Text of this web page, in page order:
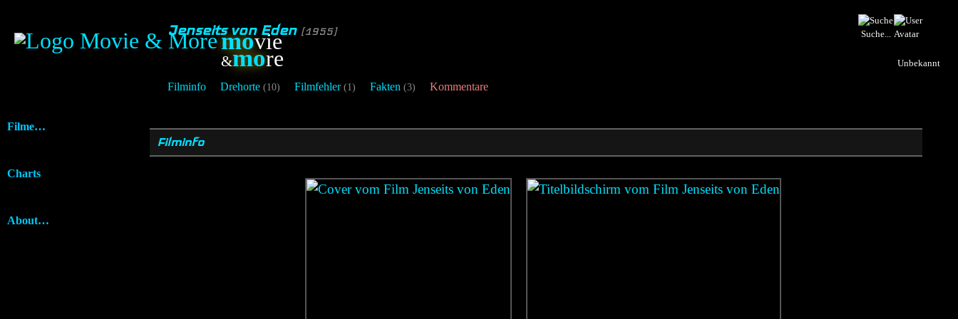
movie
&more
Suche...
Unbekannt
Jenseits von Eden [1955]
Filminfo Drehorte (10) Filmfehler (1) Fakten (3) Kommentare
Filme…
Charts
About…
Filminfo